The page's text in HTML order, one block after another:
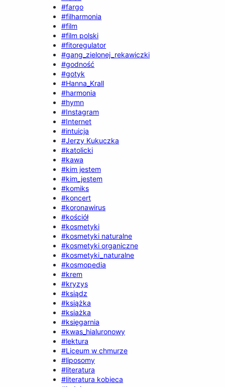
#fargo
#filharmonia
#film
#film polski
#fitoregulator
#gang_zielonej_rekawiczki
#godność
#gotyk
#Hanna_Krall
#harmonia
#hymn
#Instagram
#Internet
#intuicja
#Jerzy Kukuczka
#katolicki
#kawa
#kim jestem
#kim_jestem
#komiks
#koncert
#koronawirus
#kościół
#kosmetyki
#kosmetyki naturalne
#kosmetyki organiczne
#kosmetyki_naturalne
#kosmopedia
#krem
#kryzys
#ksiądz
#książka
#ksiażka
#księgarnia
#kwas_hialuronowy
#lektura
#Liceum w chmurze
#liposomy
#literatura
#literatura kobieca